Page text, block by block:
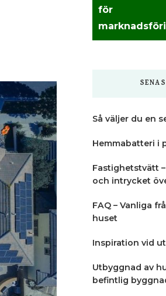
för
Så väljer du en
Hemmabatteri i
Fastighetstvätt
och intrycket
FAQ – Vanliga
huset
Inspiration vid
Utbyggnad av
befintlig